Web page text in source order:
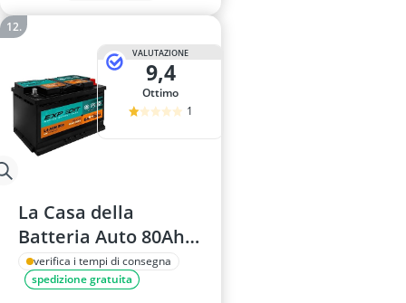
VALUTAZIONE
9,4
Ottimo
1
La Casa della
Batteria Auto 80Ah
800A
verifica i tempi di consegna
spedizione gratuita